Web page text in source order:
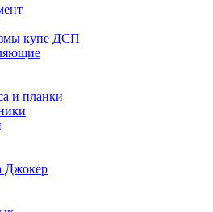
купе ДСП
и планки
Джокер